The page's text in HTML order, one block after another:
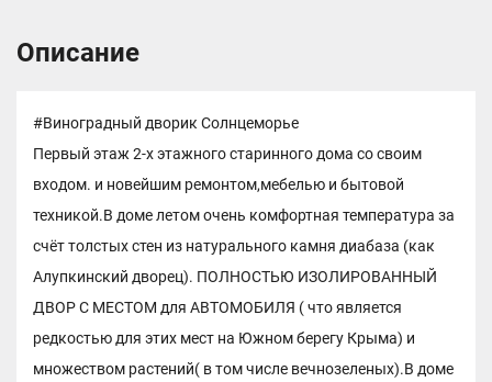
Описание
#Виноградный дворик Солнцеморье
Первый этаж 2-х этажного старинного дома со своим
входом. и новейшим ремонтом,мебелью и бытовой
техникой.В доме летом очень комфортная температура за
счёт толстых стен из натурального камня диабаза (как
Алупкинский дворец). ПОЛНОСТЬЮ ИЗОЛИРОВАННЫЙ
ДВОР С МЕСТОМ для АВТОМОБИЛЯ ( что является
редкостью для этих мест на Южном берегу Крыма) и
множеством растений( в том числе вечнозеленых).В доме